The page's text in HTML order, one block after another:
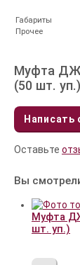
Габариты
Прочее
Муфта
(50 шт.
Написать
Оставьте
Вы
Муфта
шт. уп.)